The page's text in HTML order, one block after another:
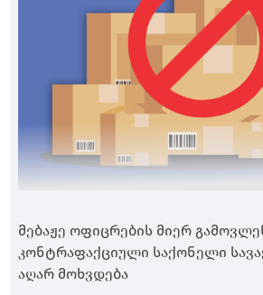
მებაჟე ოფიცრების მიერ
კონტრაფაქციული საქონელი
აღარ მოხვდება